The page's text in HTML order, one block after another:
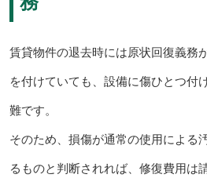
賃貸物件の退去時には原状回復義務
を付けていても、設備に傷ひとつ付
難です。
そのため、損傷が通常の使用による
るものと判断されれば、修復費用は